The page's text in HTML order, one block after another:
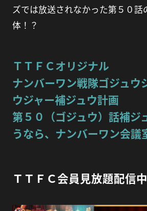
ズでは放送されなかった第５０話
体！？
ＴＴＦＣオリジナル
ナンバーワン戦隊ゴジュ
ウジャー補ジュウ計画
第５０（ゴジュウ）話補ジ
うなら、ナンバーワン会議
ＴＴＦＣ会員見放題配信中